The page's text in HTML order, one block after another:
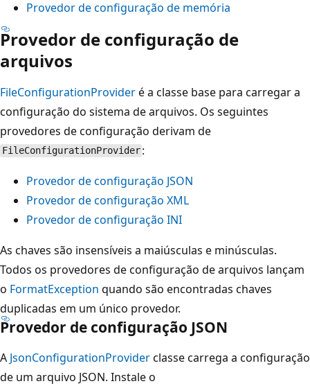
Provedor de configuração de memória
Provedor de configuração de
arquivos
FileConfigurationProvideré a classe base para carregar a
configuração do sistema de arquivos. Os seguintes
provedores de configuração derivam de
FileConfigurationProvider :
Provedor de configuração JSON
Provedor de configuração XML
Provedor de configuração INI
As chaves são insensíveis a maiúsculas e minúsculas.
Todos os provedores de configuração de arquivos lançam
o FormatException quando são encontradas chaves
duplicadas em um único provedor.
Provedor de configuração JSON
A JsonConfigurationProviderclasse carrega a configuração
de um arquivo JSON. Instale o